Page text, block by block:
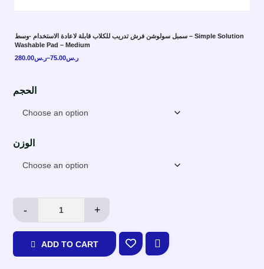
سمبل سولوشن فرش تدريب للكلاب قابلة لاعادة الاستخدام -وسط – Simple Solution
Washable Pad – Medium
ر.س75.00
–ر.س280.00
الحجم
الوزن
- +
ADD TO CART